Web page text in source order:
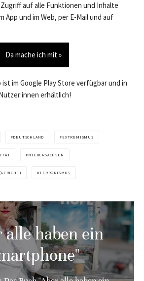
auf alle Funktionen und Inhalte
App und im Web, per E-Mail und auf
Da mache ich mit »
ist im Google Play Store verfügbar und in
erhältlich!
DEUTSCHLAND EXTREMISMUS
NIEDERSACHSEN
TERRORISMUS
alle haben ein